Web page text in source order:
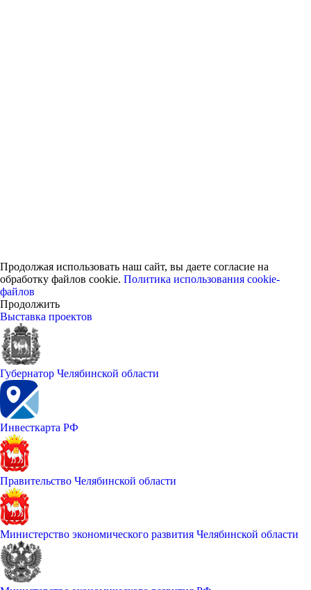
Продолжая использовать наш сайт, вы даете согласие на
обработку файлов cookie. Политика использования cookie-
файлов
Продолжить
Выставка проектов
Губернатор Челябинской области
Инвесткарта РФ
Правительство Челябинской области
Министерство экономического развития Челябинской области